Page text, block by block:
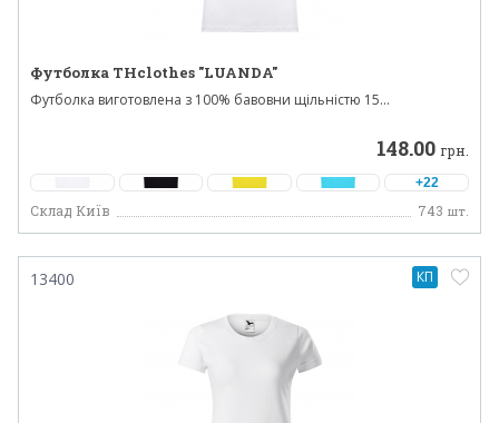
Футболка THclothes "LUANDA"
Футболка виготовлена ​​з 100% бавовни щільністю 15...
148.00 грн.
+22
Склад Київ 743 шт.
13400 КП